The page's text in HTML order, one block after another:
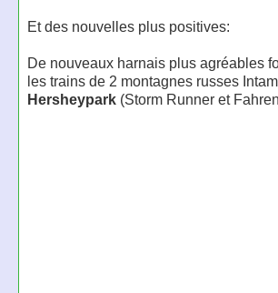
Et des nouvelles plus positives:
De nouveaux harnais plus agréables
les trains de 2 montagnes russes
Hersheypark(Storm Runner et